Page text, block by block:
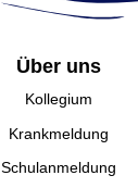
Über uns
Kollegium
Krankmeldung
Schulanmeldung